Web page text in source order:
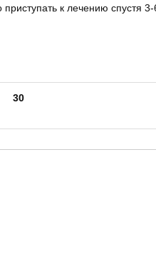
к лечению спустя
30